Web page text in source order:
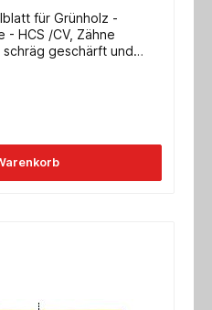
für Grünholz -
- HCS /CV, Zähne
geschärft und